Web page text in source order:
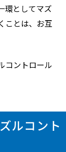
環としてマズ
ことは、お互
コントロール
ルコント